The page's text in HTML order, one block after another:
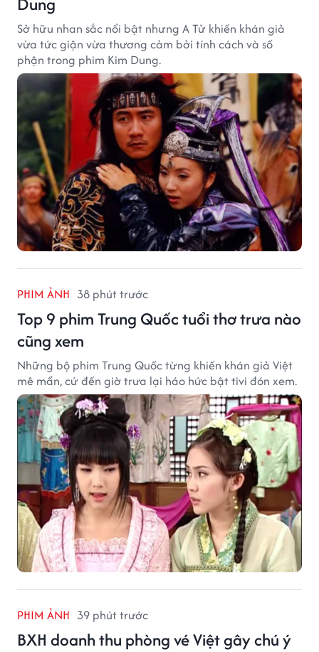
Sở hữu nhan sắc nổi bật nhưng A Tử khiến khán giả
vừa tức giận vừa thương cảm bởi tính cách và số
phận trong phim Kim Dung.
PHIM ẢNH 38 phút trước
Top 9 phim Trung Quốc tuổi thơ trưa nào
cũng xem
Những bộ phim Trung Quốc từng khiến khán giả Việt
mê mẩn, cứ đến giờ trưa lại háo hức bật tivi đón xem.
PHIM ẢNH 39 phút trước
BXH doanh thu phòng vé Việt gây chú ý